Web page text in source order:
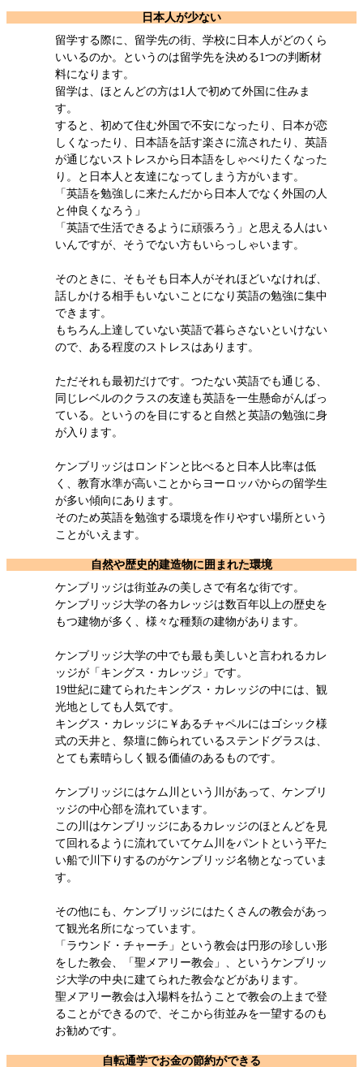
日本人が少ない
留学する際に、留学先の街、学校に日本人がどのくら
いいるのか。というのは留学先を決める1つの判断材
料になります。
留学は、ほとんどの方は1人で初めて外国に住みま
す。
すると、初めて住む外国で不安になったり、日本が恋
しくなったり、日本語を話す楽さに流されたり、英語
が通じないストレスから日本語をしゃべりたくなった
り。と日本人と友達になってしまう方がいます。
「英語を勉強しに来たんだから日本人でなく外国の人
と仲良くなろう」
「英語で生活できるように頑張ろう」と思える人はい
いんですが、そうでない方もいらっしゃいます。
そのときに、そもそも日本人がそれほどいなければ、
話しかける相手もいないことになり英語の勉強に集中
できます。
もちろん上達していない英語で暮らさないといけない
ので、ある程度のストレスはあります。
ただそれも最初だけです。つたない英語でも通じる、
同じレベルのクラスの友達も英語を一生懸命がんばっ
ている。というのを目にすると自然と英語の勉強に身
が入ります。
ケンブリッジはロンドンと比べると日本人比率は低
く、教育水準が高いことからヨーロッパからの留学生
が多い傾向にあります。
そのため英語を勉強する環境を作りやすい場所という
ことがいえます。
自然や歴史的建造物に囲まれた環境
ケンブリッジは街並みの美しさで有名な街です。
ケンブリッジ大学の各カレッジは数百年以上の歴史を
もつ建物が多く、様々な種類の建物があります。
ケンブリッジ大学の中でも最も美しいと言われるカレ
ッジが「キングス・カレッジ」です。
19世紀に建てられたキングス・カレッジの中には、観
光地としても人気です。
キングス・カレッジに￥あるチャペルにはゴシック様
式の天井と、祭壇に飾られているステンドグラスは、
とても素晴らしく観る価値のあるものです。
ケンブリッジにはケム川という川があって、ケンブリ
ッジの中心部を流れています。
この川はケンブリッジにあるカレッジのほとんどを見
て回れるように流れていてケム川をパントという平た
い船で川下りするのがケンブリッジ名物となっていま
す。
その他にも、ケンブリッジにはたくさんの教会があっ
て観光名所になっています。
「ラウンド・チャーチ」という教会は円形の珍しい形
をした教会、「聖メアリー教会」、というケンブリッ
ジ大学の中央に建てられた教会などがあります。
聖メアリー教会は入場料を払うことで教会の上まで登
ることができるので、そこから街並みを一望するのも
お勧めです。
自転通学でお金の節約ができる